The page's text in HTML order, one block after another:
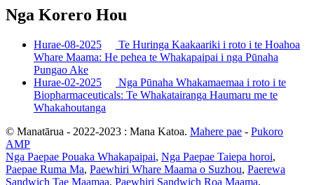
Nga Korero Hou
Hurae-08-2025
Te Huringa Kaakaariki i roto i te Hoahoa
Whare Maama: He pehea te Whakapaipai i nga Pūnaha
Pungao Ake
Hurae-02-2025
Nga Pūnaha Whakamaemaa i roto i te
Biopharmaceuticals: Te Whakatairanga Haumaru me te
Whakahoutanga
© Manatārua - 2022-2023 : Mana Katoa. Mahere pae - Pukoro
AMP
Nga Paepae Pouaka Whakapaipai, Nga Paepae Taiepa horoi,
Paepae Ruma Ma, Paewhiri Whare Maama o Suzhou, Paerewa
Sandwich Tae Maamaa, Paewhiri Sandwich Roa Maama,